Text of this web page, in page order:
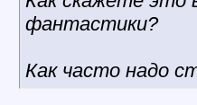
фантастики?
Как часто надо